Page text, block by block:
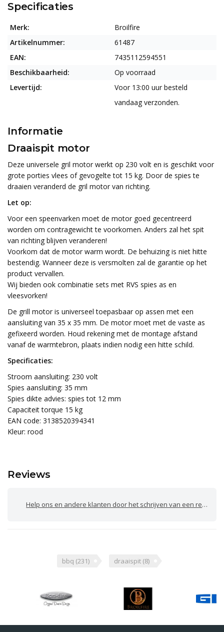
Specificaties
Merk:
Broilfire
Artikelnummer:
61487
EAN:
7435112594551
Beschikbaarheid:
Op voorraad
Levertijd:
Voor 13:00 uur besteld
vandaag verzonden.
Informatie
Draaispit motor
Deze universele gril motor werkt op 230 volt en is geschikt voor
grote porties vlees of gevogelte tot 15 kg. Door de spies te
draaien veranderd de gril motor van richting.
Let op:
Voor een speenvarken moet de motor goed gecentreerd
worden om contragewicht te voorkomen. Anders zal het spit
van richting blijven veranderen!
Voorkom dat de motor warm wordt. De behuizing is niet hitte
bestendig. Wanneer deze is versmolten zal de garantie op het
product vervallen.
Wij bieden ook combinatie sets met RVS spies as en
vleesvorken!
De grill motor is universeel toepasbaar op assen met een
aansluiting van 35 x 35 mm. De motor moet met de vaste as
gefixeerd worden. Houd rekening met de montage afstand
vanaf de warmtebron, plaats indien nodig een hitte schild.
Specificaties:
Stroom aansluiting: 230 volt
Spies aansluiting: 35 mm
Spies dikte advies: spies tot 12 mm
Capaciteit torque 15 kg
EAN code: 3138520394341
Kleur: rood
Reviews
Help ons en andere klanten door het schrijven van een review
bbq (231) draaispit (8)